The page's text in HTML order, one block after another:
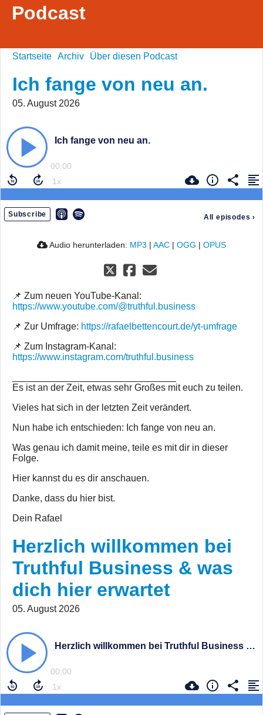
Podcast
Startseite Archiv Über diesen Podcast
Ich fange von neu an.
05. August 2026
Ich fange von neu an.
00:00
Subscribe All episodes ›
Audio herunterladen: MP3 | AAC | OGG | OPUS
📌 Zum neuen YouTube-Kanal:
https://www.youtube.com/@truthful.business
📌 Zur Umfrage: https://rafaelbettencourt.de/yt-umfrage
📌 Zum Instagram-Kanal:
https://www.instagram.com/truthful.business
Es ist an der Zeit, etwas sehr Großes mit euch zu teilen.
Vieles hat sich in der letzten Zeit verändert.
Nun habe ich entschieden: Ich fange von neu an.
Was genau ich damit meine, teile es mit dir in dieser
Folge.
Hier kannst du es dir anschauen.
Danke, dass du hier bist.
Dein Rafael
Herzlich willkommen bei
Truthful Business & was
dich hier erwartet
05. August 2026
Herzlich willkommen bei Truthful Business & was dich hier erwartet
00:00